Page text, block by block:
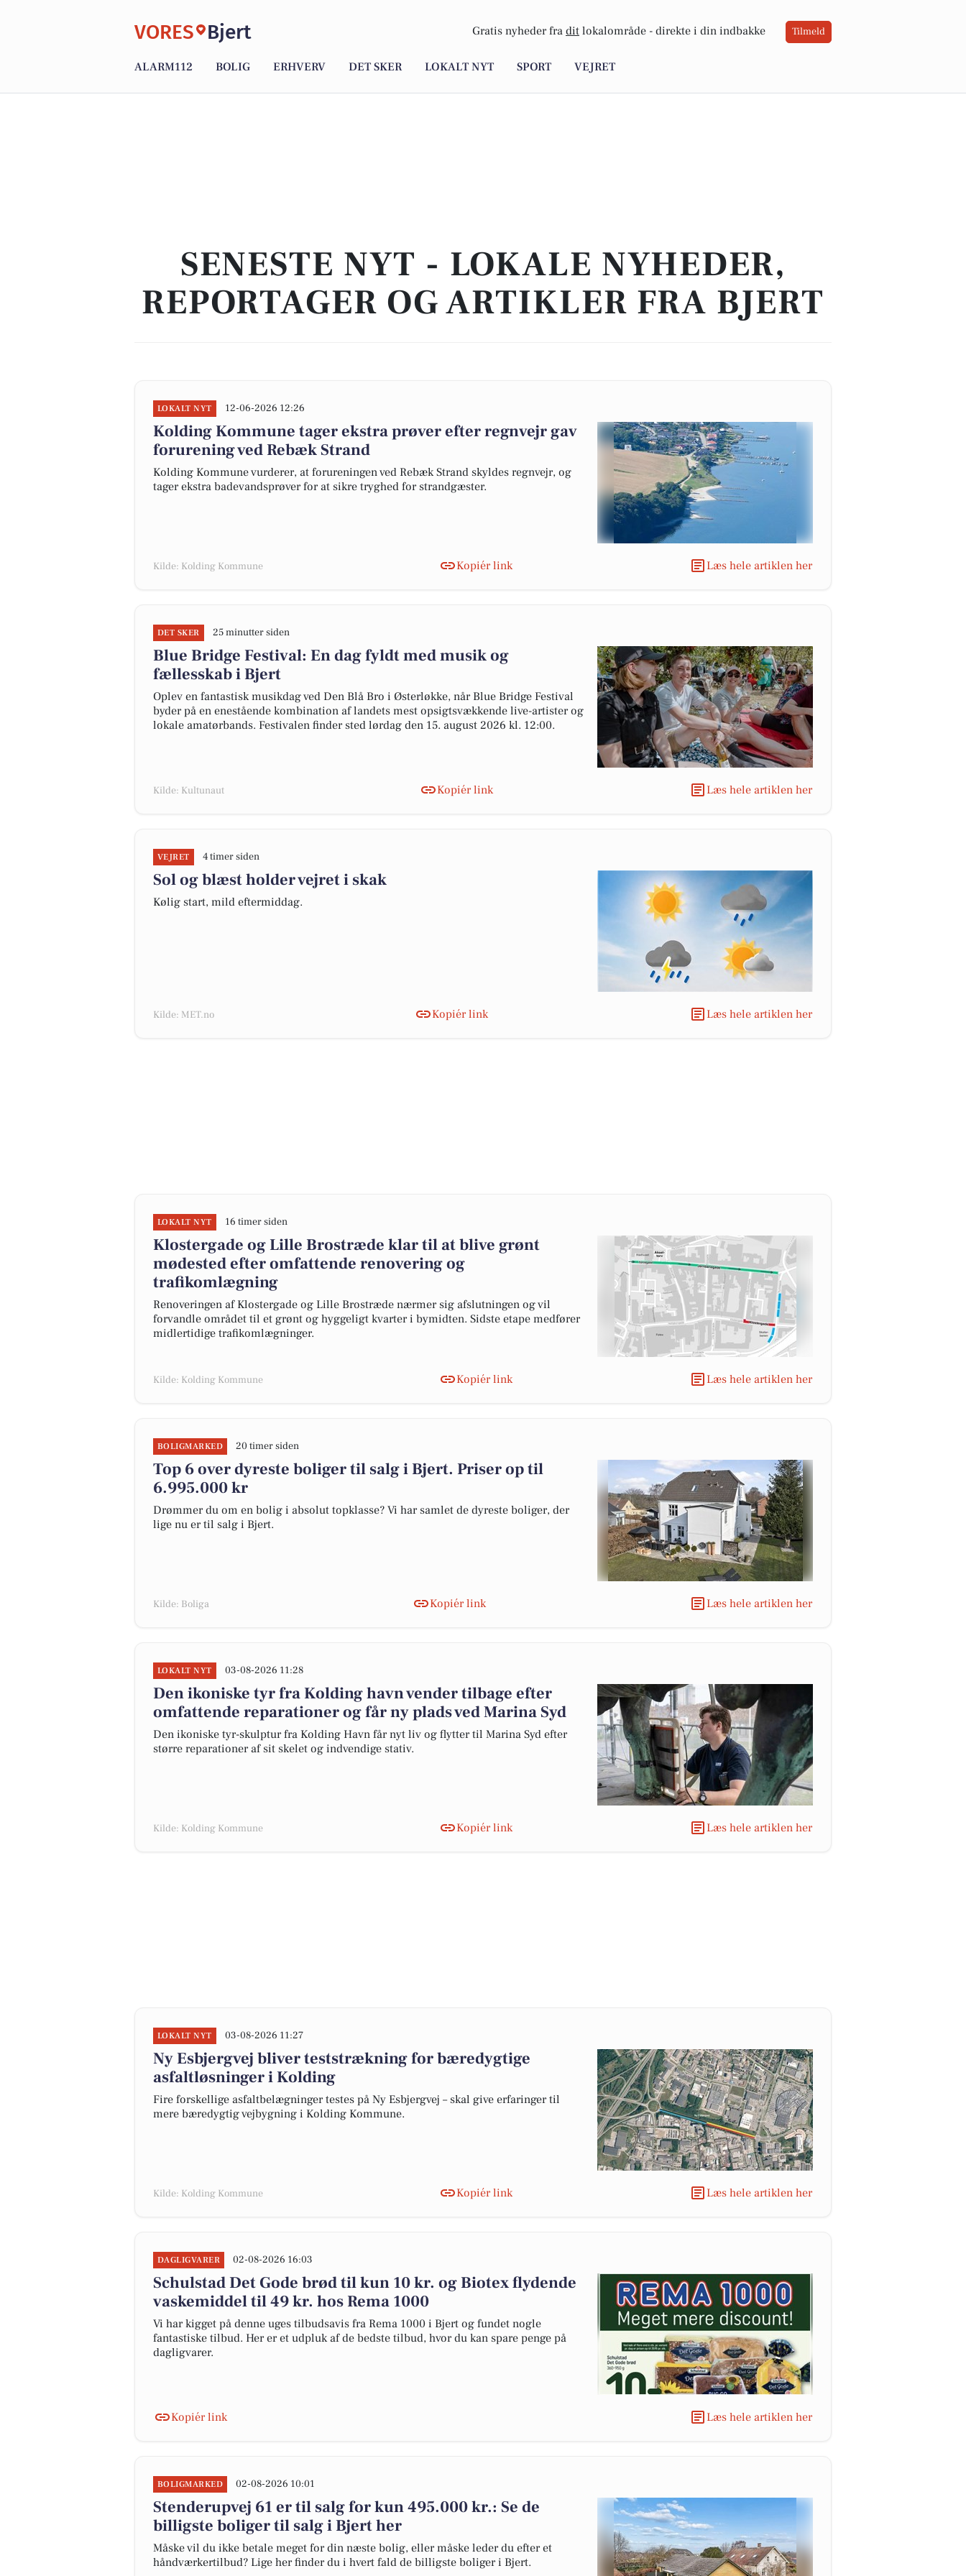
VORES Bjert Gratis nyheder fra dit lokalområde - direkte i din indbakke Tilmeld
ALARM112 BOLIG ERHVERV DET SKER LOKALT NYT SPORT VEJRET
SENESTE NYT - LOKALE NYHEDER,
REPORTAGER OG ARTIKLER FRA BJERT
LOKALT NYT 12-06-2026 12:26
Kolding Kommune tager ekstra prøver efter regnvejr gav
forurening ved Rebæk Strand
Kolding Kommune vurderer, at forureningen ved Rebæk Strand skyldes regnvejr, og
tager ekstra badevandsprøver for at sikre tryghed for strandgæster.
Kilde: Kolding Kommune Kopiér link Læs hele artiklen her
DET SKER 25 minutter siden
Blue Bridge Festival: En dag fyldt med musik og
fællesskab i Bjert
Oplev en fantastisk musikdag ved Den Blå Bro i Østerløkke, når Blue Bridge Festival
byder på en enestående kombination af landets mest opsigtsvækkende live-artister og
lokale amatørbands. Festivalen finder sted lørdag den 15. august 2026 kl. 12:00.
Kilde: Kultunaut Kopiér link Læs hele artiklen her
VEJRET 4 timer siden
Sol og blæst holder vejret i skak
Kølig start, mild eftermiddag.
Kilde: MET.no Kopiér link Læs hele artiklen her
LOKALT NYT 16 timer siden
Klostergade og Lille Brostræde klar til at blive grønt
mødested efter omfattende renovering og
trafikomlægning
Renoveringen af Klostergade og Lille Brostræde nærmer sig afslutningen og vil
forvandle området til et grønt og hyggeligt kvarter i bymidten. Sidste etape medfører
midlertidige trafikomlægninger.
Kilde: Kolding Kommune Kopiér link Læs hele artiklen her
BOLIGMARKED 20 timer siden
Top 6 over dyreste boliger til salg i Bjert. Priser op til
6.995.000 kr
Drømmer du om en bolig i absolut topklasse? Vi har samlet de dyreste boliger, der
lige nu er til salg i Bjert.
Kilde: Boliga Kopiér link Læs hele artiklen her
LOKALT NYT 03-08-2026 11:28
Den ikoniske tyr fra Kolding havn vender tilbage efter
omfattende reparationer og får ny plads ved Marina Syd
Den ikoniske tyr-skulptur fra Kolding Havn får nyt liv og flytter til Marina Syd efter
større reparationer af sit skelet og indvendige stativ.
Kilde: Kolding Kommune Kopiér link Læs hele artiklen her
LOKALT NYT 03-08-2026 11:27
Ny Esbjergvej bliver teststrækning for bæredygtige
asfaltløsninger i Kolding
Fire forskellige asfaltbelægninger testes på Ny Esbjergvej – skal give erfaringer til
mere bæredygtig vejbygning i Kolding Kommune.
Kilde: Kolding Kommune Kopiér link Læs hele artiklen her
DAGLIGVARER 02-08-2026 16:03
Schulstad Det Gode brød til kun 10 kr. og Biotex flydende
vaskemiddel til 49 kr. hos Rema 1000
Vi har kigget på denne uges tilbudsavis fra Rema 1000 i Bjert og fundet nogle
fantastiske tilbud. Her er et udpluk af de bedste tilbud, hvor du kan spare penge på
dagligvarer.
Kopiér link Læs hele artiklen her
BOLIGMARKED 02-08-2026 10:01
Stenderupvej 61 er til salg for kun 495.000 kr.: Se de
billigste boliger til salg i Bjert her
Måske vil du ikke betale meget for din næste bolig, eller måske leder du efter et
håndværkertilbud? Lige her finder du i hvert fald de billigste boliger i Bjert.